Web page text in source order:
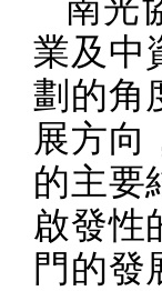
南光
業及中
劃的角
展方向
的主要
啟發性
門的發